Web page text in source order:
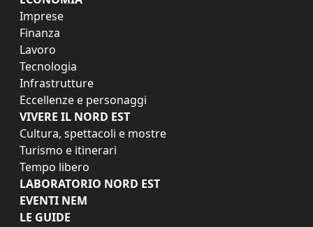
Imprese
Finanza
Lavoro
Tecnologia
Infrastrutture
Eccellenze e personaggi
VIVERE IL NORD EST
Cultura, spettacoli e mostre
Turismo e itinerari
Tempo libero
LABORATORIO NORD EST
EVENTI NEM
LE GUIDE